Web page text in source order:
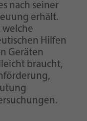
nach seiner
erhält.
welche
Hilfen
Geräten
braucht,